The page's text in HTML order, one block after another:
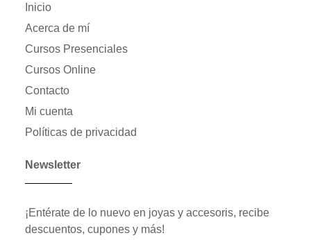
Inicio
Acerca de mí
Cursos Presenciales
Cursos Online
Contacto
Mi cuenta
Políticas de privacidad
Newsletter
¡Entérate de lo nuevo en joyas y accesoris, recibe
descuentos, cupones y más!